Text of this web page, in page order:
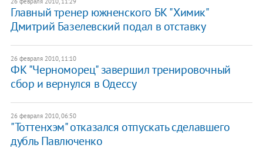
Главный тренер южненского БК "Химик"
Дмитрий Базелевский подал в отставку
26 февраля 2010, 11:10
ФК "Черноморец" завершил тренировочный
сбор и вернулся в Одессу
26 февраля 2010, 06:50
"Тоттенхэм" отказался отпускать сделавшего
дубль Павлюченко